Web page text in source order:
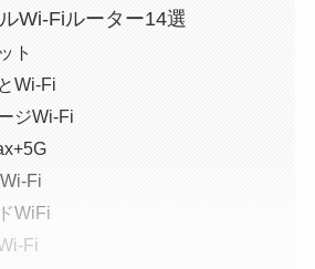
Wi-Fiルーター14選
ト
Wi-Fi
ジWi-Fi
Fi
WiFi
Fi